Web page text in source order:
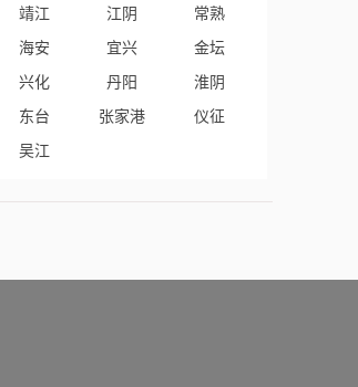
靖江
江阴
常熟
海安
宜兴
金坛
兴化
丹阳
淮阴
东台
张家港
仪征
吴江